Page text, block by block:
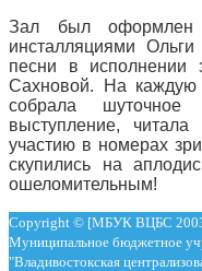
Зал был оформлен
инсталляциями
песни в исполнении
Сахновой. На каждую
собрала
выступление,
участию в номерах
скупились на
ошеломительным!
Copyright © [МБУК ВЦБС
Муниципальное бюджетное
"Владивостокская